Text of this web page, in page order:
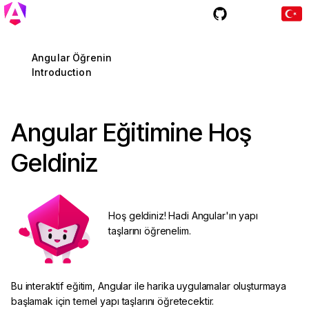
Angular Öğrenin
Introduction
Angular Eğitimine Hoş
Geldiniz
Hoş geldiniz! Hadi Angular'ın yapı
taşlarını öğrenelim.
Bu interaktif eğitim, Angular ile harika uygulamalar oluşturmaya
başlamak için temel yapı taşlarını öğretecektir.